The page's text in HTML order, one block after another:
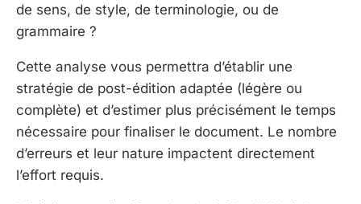
de sens, de style, de terminologie, ou de
grammaire ?
Cette analyse vous permettra d’établir une
stratégie de post-édition adaptée (légère ou
complète) et d’estimer plus précisément le temps
nécessaire pour finaliser le document. Le nombre
d’erreurs et leur nature impactent directement
l’effort requis.